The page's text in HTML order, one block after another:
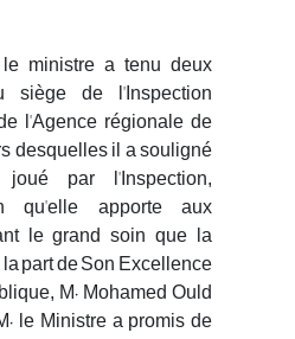
ministre a tenu deux
siège de l'Inspection
l'Agence régionale de
desquelles il a souligné
par l'Inspection,
qu'elle apporte aux
le grand soin que la
part de Son Excellence
M. Mohamed Ould
le Ministre a promis de